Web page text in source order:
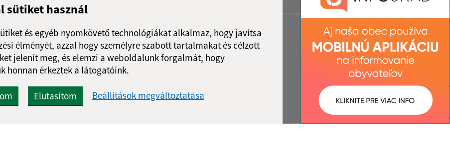
sütiket használ
és egyéb nyomkövető technológiákat alkalmaz, hogy javítsa
élményét, azzal hogy személyre szabott tartalmakat és célzott
jelenít meg, és elemzi a weboldalunk forgalmát, hogy
honnan érkeztek a látogatóink.
Elutasítom Beállítások megváltoztatása